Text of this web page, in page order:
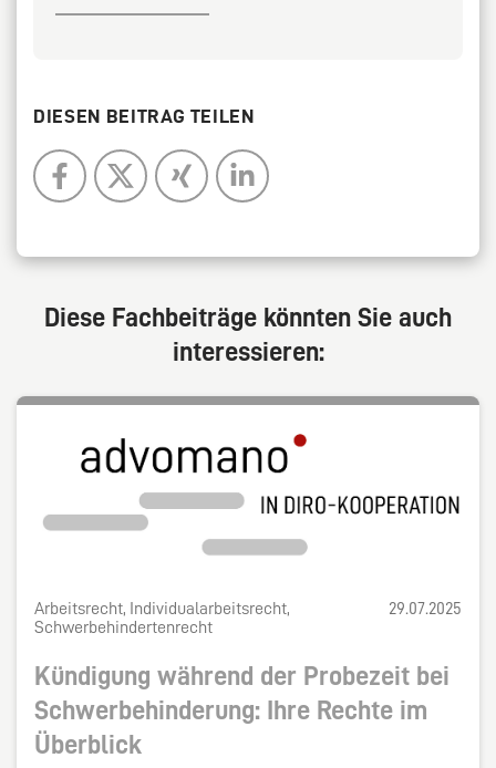
DIESEN BEITRAG TEILEN
Diese Fachbeiträge könnten Sie auch
interessieren:
Arbeitsrecht, Individualarbeitsrecht,
Schwerbehindertenrecht
29.07.2025
Kündigung während der Probezeit bei
Schwerbehinderung: Ihre Rechte im
Überblick